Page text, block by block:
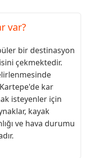
var?
bir destinasyon
çekmektedir.
kar
isteyenler için
kayak
ve hava durumu